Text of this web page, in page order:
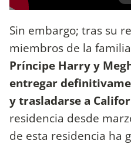
Sin embargo; tras su
miembros de la
Príncipe Harry y
entregar
y trasladarse a
residencia desde
de esta residencia ha